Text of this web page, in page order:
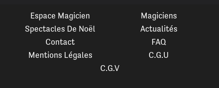
Espace Magicien
Magiciens
Spectacles De Noël
Actualités
Contact
FAQ
Mentions Légales
C.G.U
C.G.V